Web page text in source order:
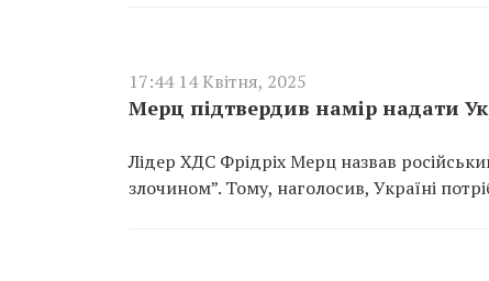
17:44 14 Квітня, 2025
Мерц підтвердив намір надати
Лідер ХДС Фрідріх Мерц назвав
злочином”. Тому, наголосив, Україні